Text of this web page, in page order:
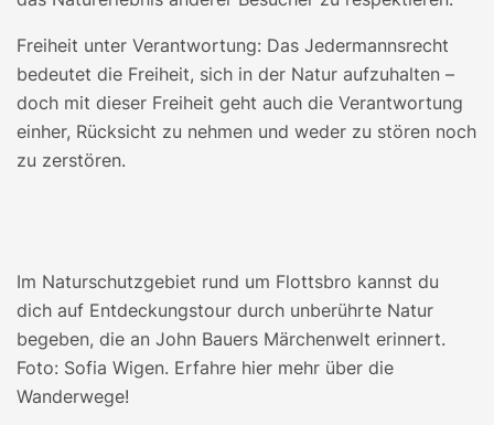
Freiheit unter Verantwortung: Das Jedermannsrecht
bedeutet die Freiheit, sich in der Natur aufzuhalten –
doch mit dieser Freiheit geht auch die Verantwortung
einher, Rücksicht zu nehmen und weder zu stören noch
zu zerstören.
Im Naturschutzgebiet rund um Flottsbro kannst du
dich auf Entdeckungstour durch unberührte Natur
begeben, die an John Bauers Märchenwelt erinnert.
Foto: Sofia Wigen. Erfahre hier mehr über die
Wanderwege!